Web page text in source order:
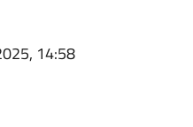
14:58